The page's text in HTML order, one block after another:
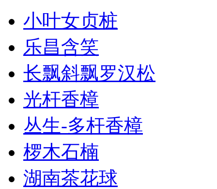
小叶女贞桩
乐昌含笑
长飘斜飘罗汉松
光杆香樟
丛生-多杆香樟
椤木石楠
湖南茶花球